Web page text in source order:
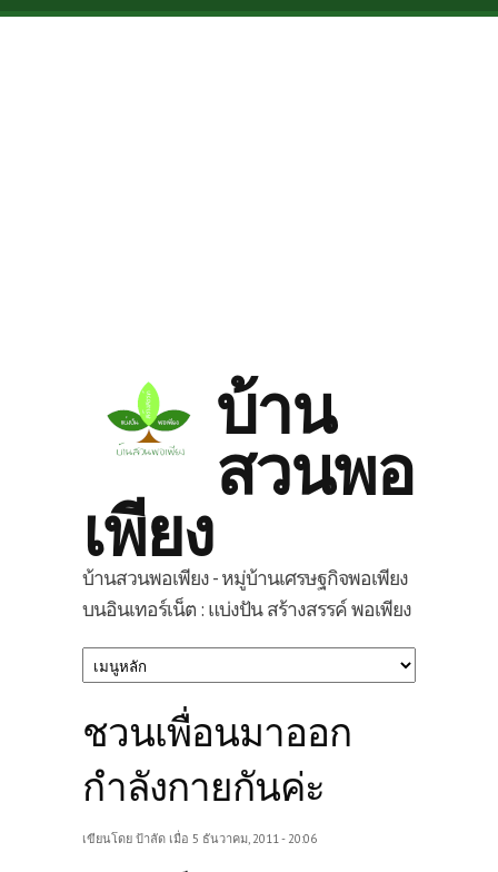
Skip to main content
บ้าน
สวนพอ
เพียง
บ้านสวนพอเพียง - หมู่บ้านเศรษฐกิจพอเพียง
บนอินเทอร์เน็ต : แบ่งปัน สร้างสรรค์ พอเพียง
ชวนเพื่อนมาออก
กำลังกายกันค่ะ
เขียนโดย ป้าลัด เมื่อ 5 ธันวาคม, 2011 - 20:06